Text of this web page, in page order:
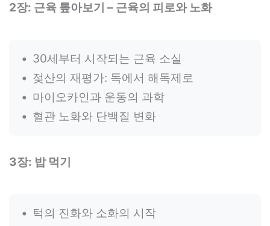
2장: 근육 톺아보기 – 근육의 피로와 노화
30세부터 시작되는 근육 소실
젖산의 재평가: 독에서 해독제로
마이오카인과 운동의 과학
혈관 노화와 단백질 변화
3장: 밥 먹기
턱의 진화와 소화의 시작